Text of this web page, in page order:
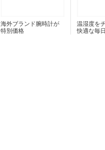
海外ブランド腕時計が
特別価格
温湿度を
快適な毎